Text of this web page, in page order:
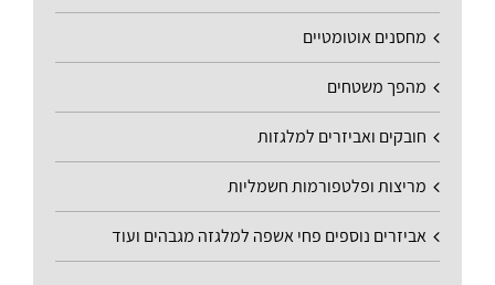
מחסנים אוטומטיים
מהפך משטחים
חובקים ואביזרים למלגזות
מריצות ופלטפורמות חשמליות
אביזרים נוספים פחי אשפה למלגזה מגבהים ועוד